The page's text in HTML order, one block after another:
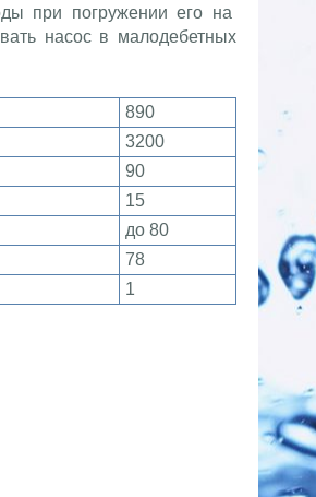
при погружении его на
насос в малодебетных
890
3200
90
15
до 80
78
1